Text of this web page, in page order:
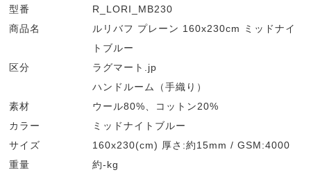
型番
R_LORI_MB230
商品名
ルリバフ プレーン 160x230cm ミッドナイ
トブルー
区分
ラグマート.jp
ハンドルーム（手織り）
素材
ウール80%、コットン20%
カラー
ミッドナイトブルー
サイズ
160x230(cm) 厚さ:約15mm / GSM:4000
重量
約-kg